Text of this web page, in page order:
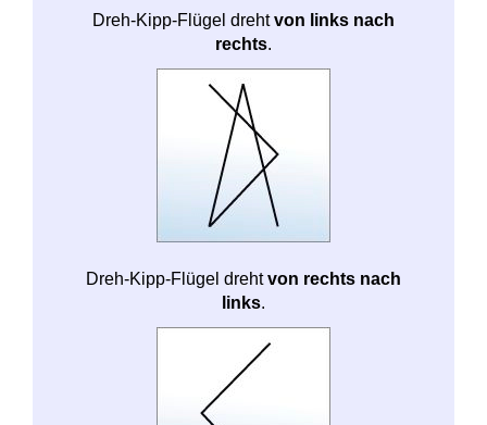
Dreh-Kipp-Flügel drehtvon links nach
rechts.
Dreh-Kipp-Flügel drehtvon rechts nach
links.